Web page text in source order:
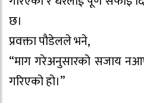
छ।
प्रवक्ता पौडेलले भने,
“माग गरेअनुसारको सजाय
गरिएको हो।”